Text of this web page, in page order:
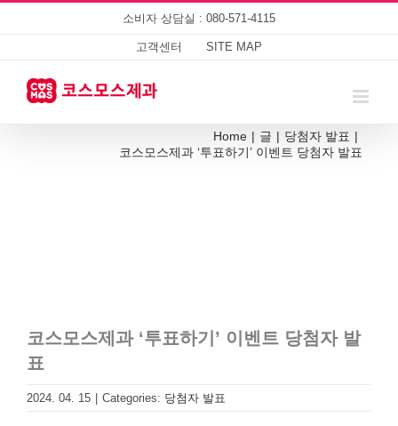
소비자 상담실 : 080-571-4115
고객센터 SITE MAP
Home | 글 | 당첨자 발표 |
코스모스제과 ‘투표하기’ 이벤트 당첨자 발표
코스모스제과 ‘투표하기’ 이벤트 당첨자 발
표
2024. 04. 15 | Categories: 당첨자 발표